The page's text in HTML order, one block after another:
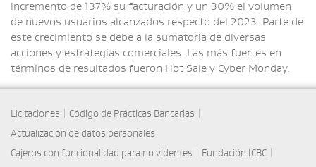
incremento de 137% su facturación y un 30% el volumen
de nuevos usuarios alcanzados respecto del 2023. Parte de
este crecimiento se debe a la sumatoria de diversas
acciones y estrategias comerciales. Las más fuertes en
términos de resultados fueron Hot Sale y Cyber Monday.
Licitaciones Código de Prácticas Bancarias
Actualización de datos personales
Cajeros con funcionalidad para no videntes
Fundación ICBC